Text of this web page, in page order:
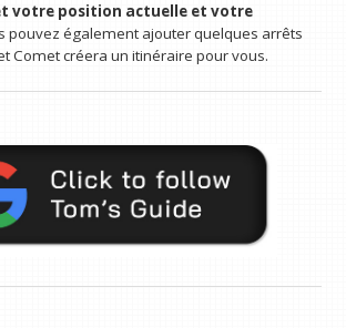
votre position actuelle et votre
pouvez également ajouter quelques arrêts
Comet créera un itinéraire pour vous.